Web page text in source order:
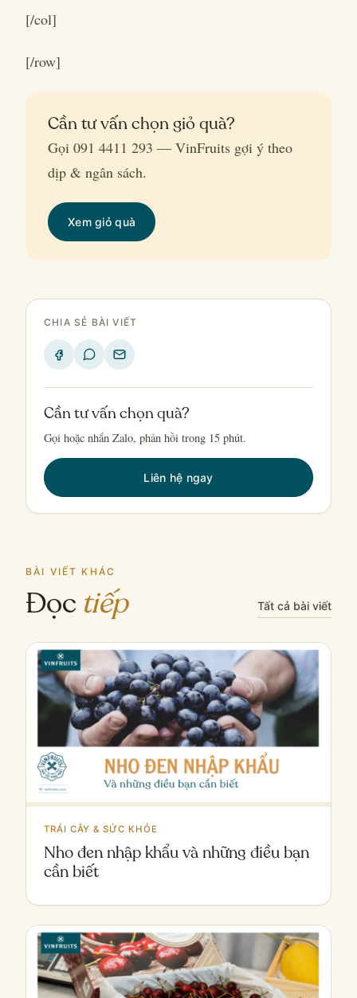
[/col]
[/row]
Cần tư vấn chọn giỏ quà?
Gọi 091 4411 293 — VinFruits gợi ý theo
dịp & ngân sách.
Xem giỏ quà
CHIA SẺ BÀI VIẾT
Cần tư vấn chọn quà?
Gọi hoặc nhắn Zalo, phản hồi trong 15 phút.
Liên hệ ngay
BÀI VIẾT KHÁC
Đọc tiếp Tất cả bài viết
TRÁI CÂY & SỨC KHỎE
Nho đen nhập khẩu và những điều bạn
cần biết